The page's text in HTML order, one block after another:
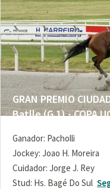
GRAN PREMIO
Batlle (G 1) - COPA
Ganador: Pacholli
Jockey: Joao H. Moreira
Cuidador: Jorge J. Rey
Stud: Hs. Bagé Do Sul